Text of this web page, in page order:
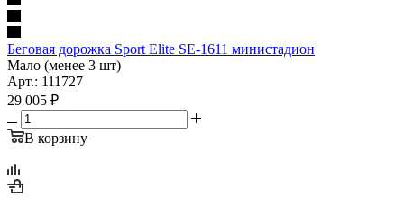
Беговая дорожка Sport Elite SE-1611 министадион
Мало (менее 3 шт)
Арт.: 111727
29 005 ₽
В корзину